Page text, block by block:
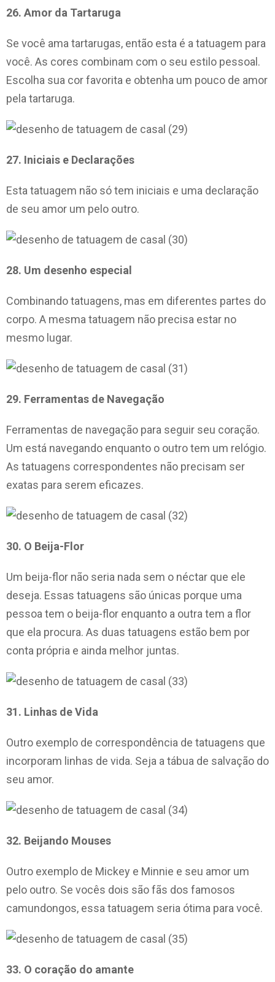
26. Amor da Tartaruga
Se você ama tartarugas, então esta é a tatuagem para
você. As cores combinam com o seu estilo pessoal.
Escolha sua cor favorita e obtenha um pouco de amor
pela tartaruga.
27. Iniciais e Declarações
Esta tatuagem não só tem iniciais e uma declaração
de seu amor um pelo outro.
28. Um desenho especial
Combinando tatuagens, mas em diferentes partes do
corpo. A mesma tatuagem não precisa estar no
mesmo lugar.
29. Ferramentas de Navegação
Ferramentas de navegação para seguir seu coração.
Um está navegando enquanto o outro tem um relógio.
As tatuagens correspondentes não precisam ser
exatas para serem eficazes.
30. O Beija-Flor
Um beija-flor não seria nada sem o néctar que ele
deseja. Essas tatuagens são únicas porque uma
pessoa tem o beija-flor enquanto a outra tem a flor
que ela procura. As duas tatuagens estão bem por
conta própria e ainda melhor juntas.
31. Linhas de Vida
Outro exemplo de correspondência de tatuagens que
incorporam linhas de vida. Seja a tábua de salvação do
seu amor.
32. Beijando Mouses
Outro exemplo de Mickey e Minnie e seu amor um
pelo outro. Se vocês dois são fãs dos famosos
camundongos, essa tatuagem seria ótima para você.
33. O coração do amante